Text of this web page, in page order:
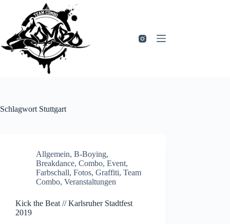
springen
Schlagwort Stuttgart
Allgemein, B-Boying,
Breakdance, Combo, Event,
Farbschall, Fotos, Graffiti, Team
Combo, Veranstaltungen
Kick the Beat // Karlsruher Stadtfest
2019